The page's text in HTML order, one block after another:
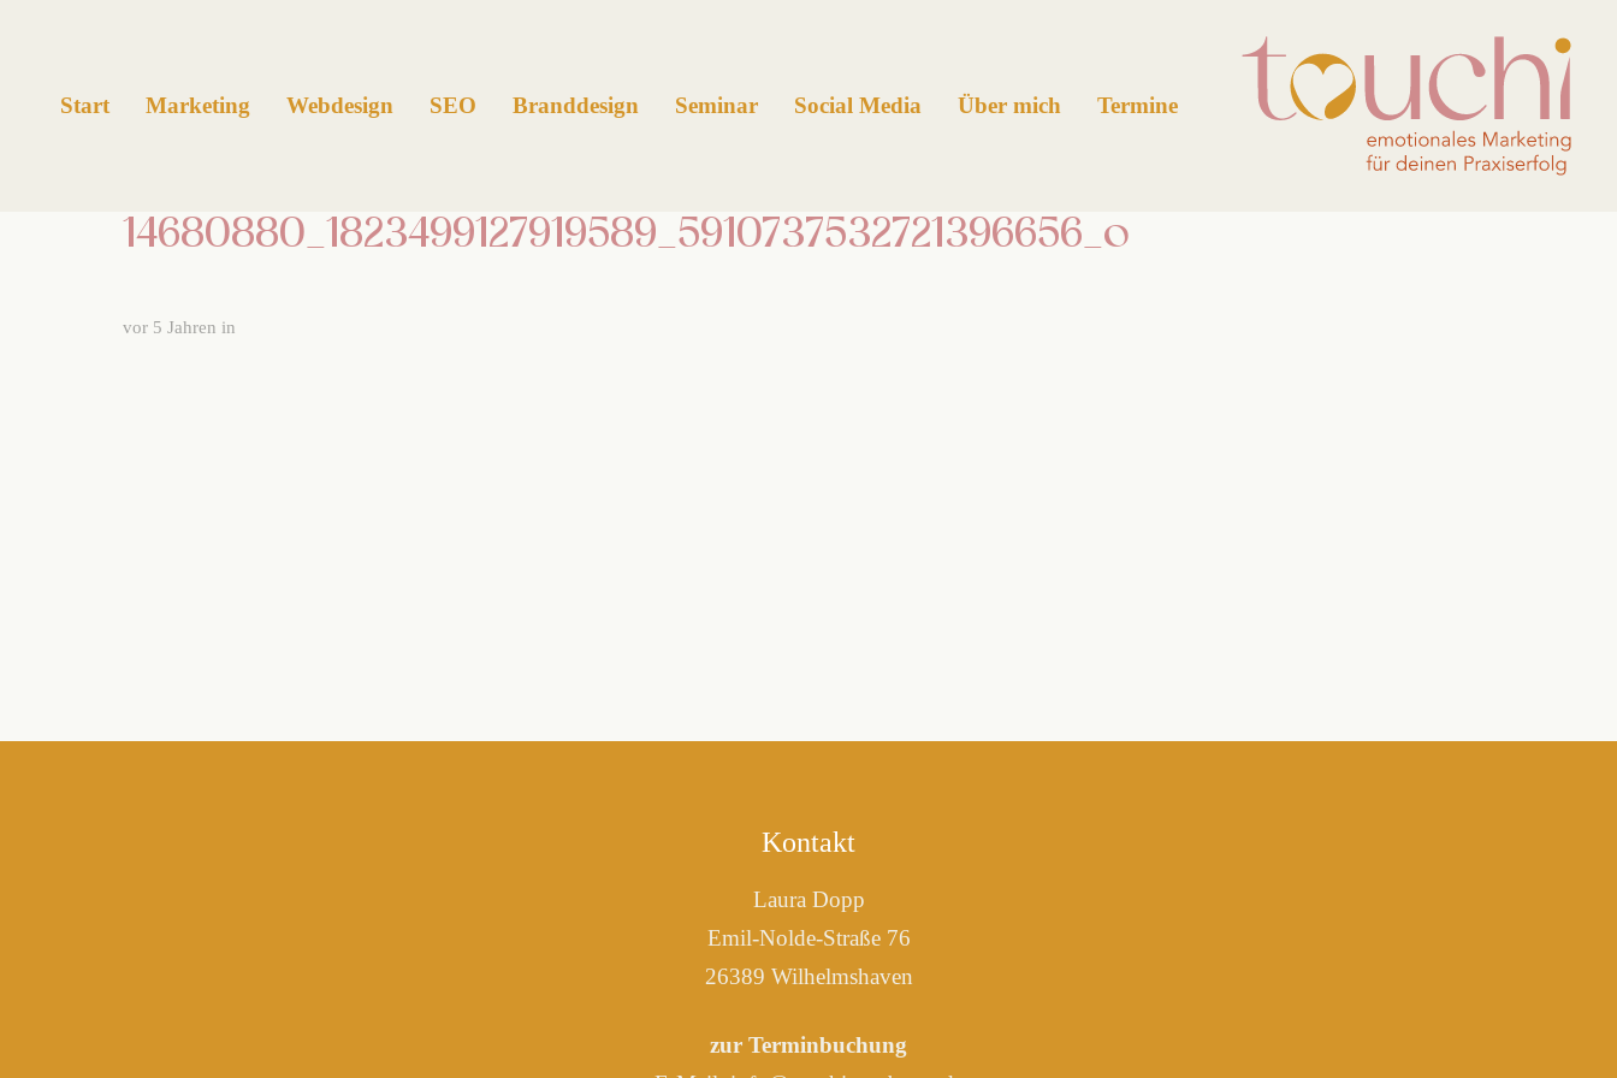
Navigation
Start Marketing Webdesign SEO Branddesign Seminar Social Media Über mich Termine
14680880_1823499127919589_5910737532721396656_o
vor 5 Jahren in
Kontakt
Laura Dopp
Emil-Nolde-Straße 76
26389 Wilhelmshaven
zur Terminbuchung